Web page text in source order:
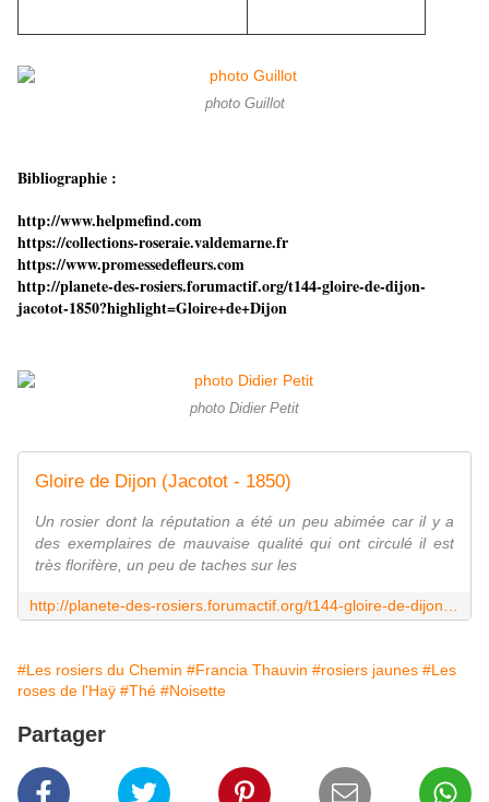
photo Guillot
Bibliographie :
http://www.helpmefind.com
https://collections-roseraie.valdemarne.fr
https://www.promessedefleurs.com
http://planete-des-rosiers.forumactif.org/t144-gloire-de-dijon-
jacotot-1850?highlight=Gloire+de+Dijon
photo Didier Petit
Gloire de Dijon (Jacotot - 1850)
Un rosier dont la réputation a été un peu abimée car il y a
des exemplaires de mauvaise qualité qui ont circulé il est
très florifère, un peu de taches sur les
#Les rosiers du Chemin #Francia Thauvin #rosiers jaunes #Les
roses de l'Haÿ #Thé #Noisette
Partager